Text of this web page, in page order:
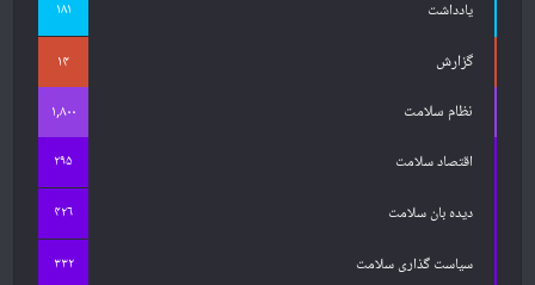
یادداشت ۱۸۱
گزارش
۱۴
نظام سلامت
۱,۸۰۰
اقتصاد سلامت ۲۹۵
دیده بان سلامت ۴۲۶
سیاست گذاری سلامت ۳۳۲